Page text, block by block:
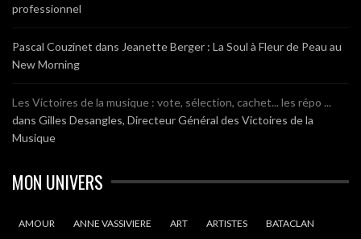
professionnel
Pascal Couzinet dans Jeanette Berger : La Soul à Fleur de Peau au
New Morning
Les Victoires de la musique : vote, sélection, cachet... les répo ...
dans Gilles Desangles, Directeur Général des Victoires de la
Musique
MON UNIVERS
AMOUR ANNE VASSIVIERE ART ARTISTES BATACLAN